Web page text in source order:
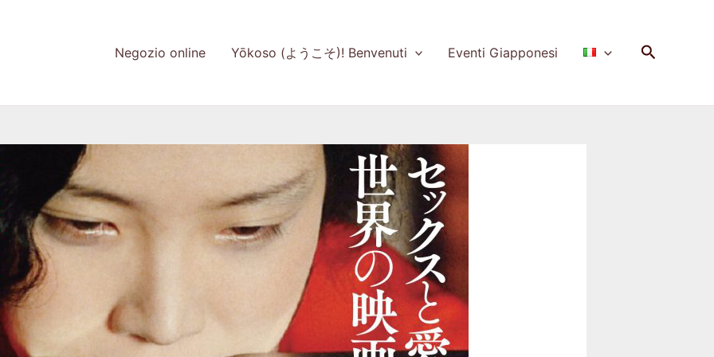
Negozio online Yōkoso (ようこそ)! Benvenuti Eventi Giapponesi Cerca